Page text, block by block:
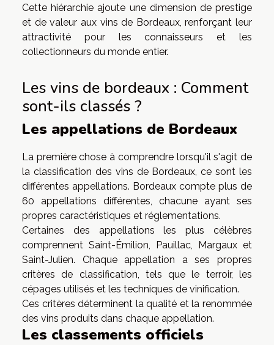
Cette hiérarchie ajoute une dimension de prestige
et de valeur aux vins de Bordeaux, renforçant leur
attractivité pour les connaisseurs et les
collectionneurs du monde entier.
Les vins de bordeaux : Comment
sont-ils classés ?
Les appellations de Bordeaux
La première chose à comprendre lorsqu'il s'agit de
la classification des vins de Bordeaux, ce sont les
différentes appellations. Bordeaux compte plus de
60 appellations différentes, chacune ayant ses
propres caractéristiques et réglementations.
Certaines des appellations les plus célèbres
comprennent Saint-Émilion, Pauillac, Margaux et
Saint-Julien. Chaque appellation a ses propres
critères de classification, tels que le terroir, les
cépages utilisés et les techniques de vinification.
Ces critères déterminent la qualité et la renommée
des vins produits dans chaque appellation.
Les classements officiels